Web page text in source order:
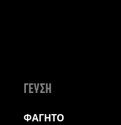
ΓΕΥΣΗ
ΦΑΓΗΤΟ